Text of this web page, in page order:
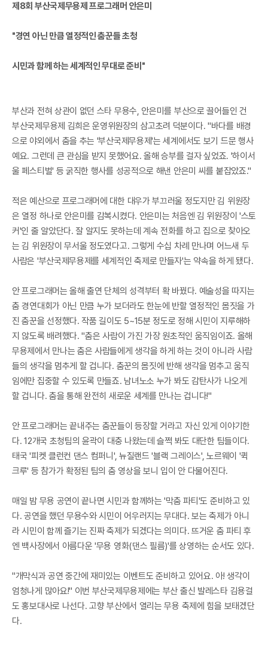
제8회 부산국제무용제 프로그래머 안은미
"경연 아닌 만큼 열정적인 춤꾼들 초청
시민과 함께 하는 세계적인 무대로 준비"
부산과 전혀 상관이 없던 스타 무용수, 안은미를 부산으로 끌어들인 건
부산국제무용제 김희은 운영위원장의 삼고초려 덕분이다. "바다를 배경
으로 야외에서 춤을 추는 '부산국제무용제'는 세계에서도 보기 드문 행사
예요. 그런데 큰 관심을 받지 못했어요. 올해 승부를 걸자 싶었죠. '하이서
울 페스티벌' 등 굵직한 행사를 성공적으로 해낸 안은미 씨를 붙잡았죠."
적은 예산으로 프로그래머에 대한 대우가 부끄러울 정도지만 김 위원장
은 열정 하나로 안은미를 감복시켰다. 안은미는 처음엔 김 위원장이 '스토
커'인 줄 알았단다. 잘 알지도 못하는데 계속 전화를 하고 집으로 찾아오
는 김 위원장이 무서울 정도였다고. 그렇게 수십 차례 만나며 어느새 두
사람은 '부산국제무용제를 세계적인 축제로 만들자'는 약속을 하게 됐다.
안 프로그래머는 올해 출연 단체의 성격부터 확 바꿨다. 예술성을 따지는
춤 경연대회가 아닌 만큼 누가 보더라도 한눈에 반할 열정적인 몸짓을 가
진 춤꾼을 선정했다. 작품 길이도 5~15분 정도로 정해 시민이 지루해하
지 않도록 배려했다. "춤은 사람이 가진 가장 원초적인 움직임이죠. 올해
무용제에서 만나는 춤은 사람들에게 생각을 하게 하는 것이 아니라 사람
들의 생각을 멈추게 할 겁니다. 춤꾼의 몸짓에 반해 생각을 멈추고 움직
임에만 집중할 수 있도록 만들죠. 남녀노소 누가 봐도 감탄사가 나오게
할 겁니다. 춤을 통해 완전히 새로운 세계를 만나는 겁니다!"
안 프로그래머는 끝내주는 춤꾼들이 등장할 거라고 자신 있게 이야기한
다. 12개국 초청팀의 윤곽이 대충 나왔는데 슬쩍 봐도 대단한 팀들이다.
태국 '피켓 클런컨 댄스 컴퍼니', 뉴질랜드 '블랙 그레이스', 노르웨이 '퀵
크루' 등 참가가 확정된 팀의 춤 영상을 보니 입이 안 다물어진다.
매일 밤 무용 공연이 끝나면 시민과 함께하는 '막춤 파티'도 준비하고 있
다. 공연을 했던 무용수와 시민이 어우러지는 무대다. 보는 축제가 아니
라 시민이 함께 즐기는 진짜 축제가 되겠다는 의미다. 뜨거운 춤 파티 후
엔 백사장에서 아름다운 '무용 영화(댄스 필름)'를 상영하는 순서도 있다.
"개막식과 공연 중간에 재미있는 이벤트도 준비하고 있어요. 아! 생각이
엄청나게 많아요!" 이번 부산국제무용제에는 부산 출신 발레스타 김용걸
도 홍보대사로 나선다. 고향 부산에서 열리는 무용 축제에 힘을 보태겠단
다.